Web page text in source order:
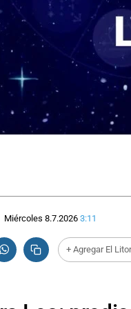
Miércoles 8.7.2026 3:11
+ Agregar El